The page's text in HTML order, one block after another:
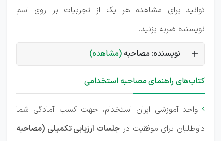
توانید برای مشاهده هر یک از تجربیات بر روی اسم
نویسنده ضربه بزنید.
نویسنده: مصاحبه (مشاهده)
کتاب‌های راهنمای مصاحبه استخدامی
 واحد آموزشی ایران استخدام، جهت کسب آمادگی شما
داوطلبان برای موفقیت در جلسات ارزیابی تکمیلی (مصاحبه